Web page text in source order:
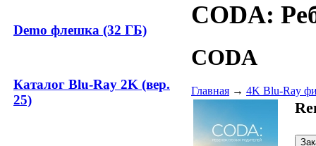
Demo флешка (32 ГБ)
Каталог Blu-Ray 2K (вер.
25)
CODA:
CODA
Главная → 4K Blu-Ray